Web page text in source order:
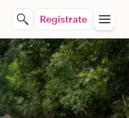
Regístrate